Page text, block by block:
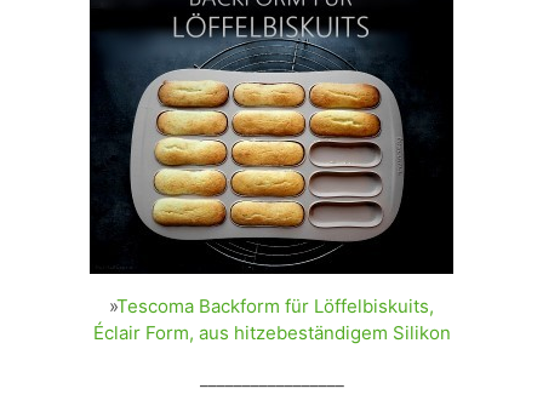
»Tescoma Backform für Löffelbiskuits,
Éclair Form, aus hitzebeständigem Silikon